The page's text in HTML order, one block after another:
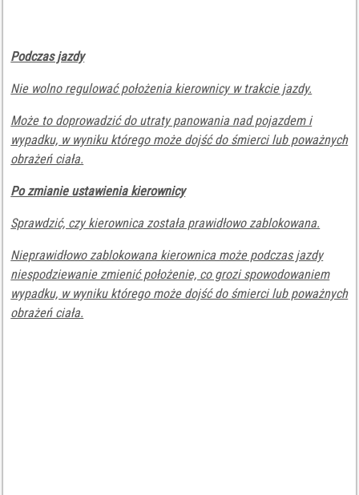
Podczas jazdy
Nie wolno regulować położenia kierownicy w trakcie jazdy.
Może to doprowadzić do utraty panowania nad pojazdem i
wypadku, w wyniku którego może dojść do śmierci lub poważnych
obrażeń ciała.
Po zmianie ustawienia kierownicy
Sprawdzić, czy kierownica została prawidłowo zablokowana.
Nieprawidłowo zablokowana kierownica może podczas jazdy
niespodziewanie zmienić położenie, co grozi spowodowaniem
wypadku, w wyniku którego może dojść do śmierci lub poważnych
obrażeń ciała.